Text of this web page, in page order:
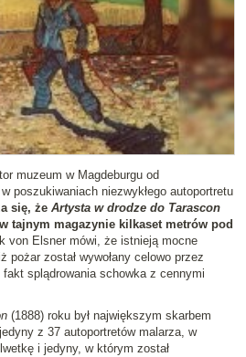
muzeum w Magdeburgu od
poszukiwaniach niezwykłego autoportretu
się, że Artysta w drodze do Tarascon
tajnym magazynie kilkaset metrów pod
von Elsner mówi, że istnieją mocne
został wywołany celowo przez
splądrowania schowka z cennymi
(1888) roku był największym skarbem
z 37 autoportretów malarza, w
i jedyny, w którym został